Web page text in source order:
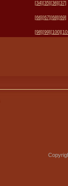
[34] [35] [36] [37]
[66] [67] [68] [69]
[98] [99] [100]